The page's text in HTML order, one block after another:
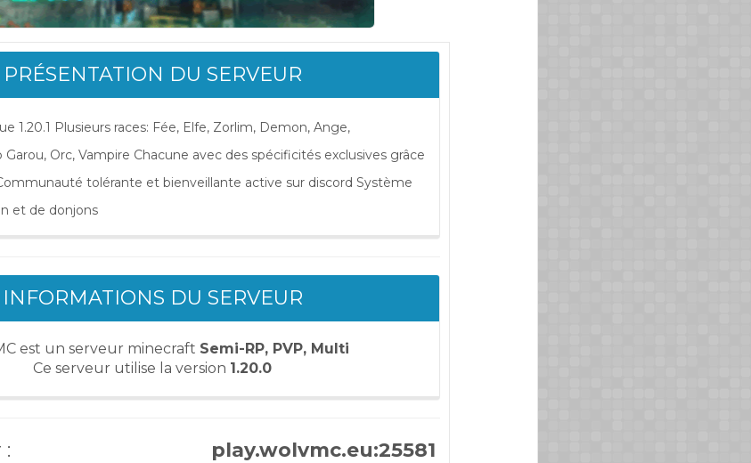
PRÉSENTATION DU SERVEUR
1.20.1 Plusieurs races: Fée, Elfe, Zorlim, Demon, Ange,
Orc, Vampire Chacune avec des spécificités exclusives grâce
tolérante et bienveillante active sur discord Système
et de donjons
INFORMATIONS DU SERVEUR
est un serveur minecraft Semi-RP, PVP, Multi
Ce serveur utilise la version 1.20.0
play.wolvmc.eu:25581